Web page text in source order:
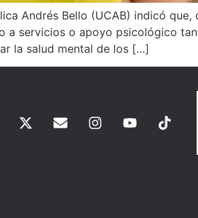
Andrés Bello (UCAB) indicó que,
a servicios o apoyo psicológico
la salud mental de los […]